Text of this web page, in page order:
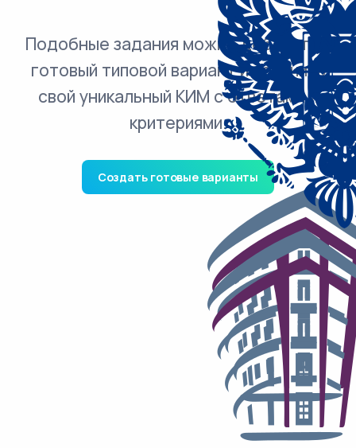
Подобные задания можно добавить в
готовый типовой вариант и получить
свой уникальный КИМ с ответами и
критериями.
Создать готовые варианты